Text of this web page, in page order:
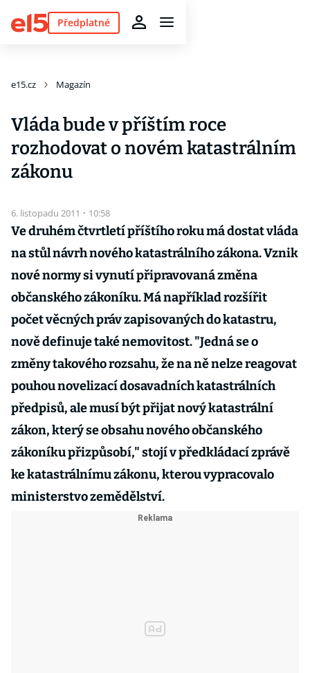
Předplatné
e15.cz Magazín
Vláda bude v příštím roce
rozhodovat o novém katastrálním
zákonu
6. listopadu 2011 · 10:58
Ve druhém čtvrtletí příštího roku má dostat vláda
na stůl návrh nového katastrálního zákona. Vznik
nové normy si vynutí připravovaná změna
občanského zákoníku. Má například rozšířit
počet věcných práv zapisovaných do katastru,
nově definuje také nemovitost. "Jedná se o
změny takového rozsahu, že na ně nelze reagovat
pouhou novelizací dosavadních katastrálních
předpisů, ale musí být přijat nový katastrální
zákon, který se obsahu nového občanského
zákoníku přizpůsobí," stojí v předkládací zprávě
ke katastrálnímu zákonu, kterou vypracovalo
ministerstvo zemědělství.